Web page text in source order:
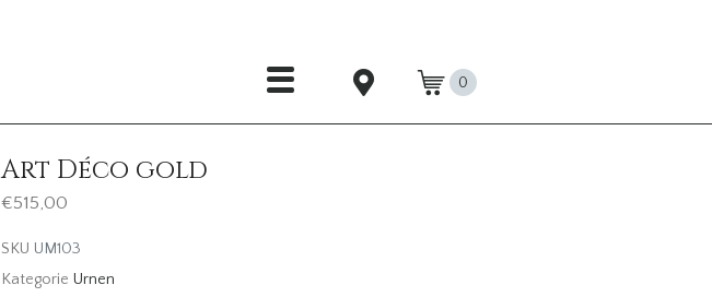
0
Art Déco gold
€515,00
SKU UM103
Kategorie Urnen